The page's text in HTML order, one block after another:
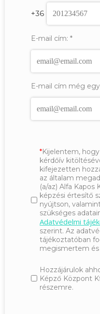
+36
E-mail cím: *
E-mail cím még
Kijelentem,
kérdőív
kifejezetten
az általam
(a/az) Alfa Kapos
képzési értesítő
nyújtson,
szükséges
Adatvédelmi
szerint. Az
tájékoztatóban
megismertem
Hozzájárulok
Képző Központ
részemre.